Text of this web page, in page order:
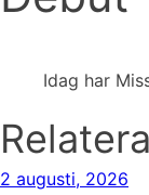
Idag har
2 augusti, 2026